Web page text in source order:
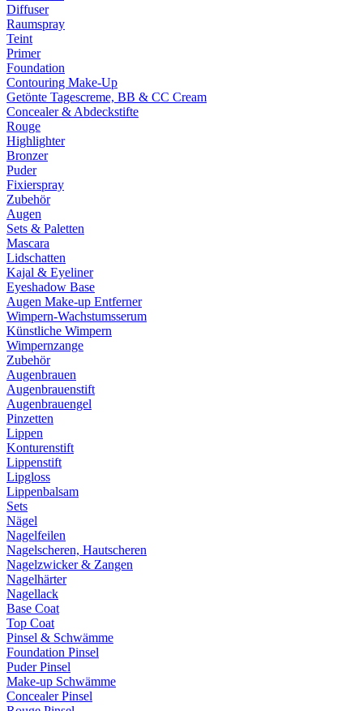
Diffuser
Raumspray
Teint
Primer
Foundation
Contouring Make-Up
Getönte Tagescreme, BB & CC Cream
Concealer & Abdeckstifte
Rouge
Highlighter
Bronzer
Puder
Fixierspray
Zubehör
Augen
Sets & Paletten
Mascara
Lidschatten
Kajal & Eyeliner
Eyeshadow Base
Augen Make-up Entferner
Wimpern-Wachstumsserum
Künstliche Wimpern
Wimpernzange
Zubehör
Augenbrauen
Augenbrauenstift
Augenbrauengel
Pinzetten
Lippen
Konturenstift
Lippenstift
Lipgloss
Lippenbalsam
Sets
Nägel
Nagelfeilen
Nagelscheren, Hautscheren
Nagelzwicker & Zangen
Nagelhärter
Nagellack
Base Coat
Top Coat
Pinsel & Schwämme
Foundation Pinsel
Puder Pinsel
Make-up Schwämme
Concealer Pinsel